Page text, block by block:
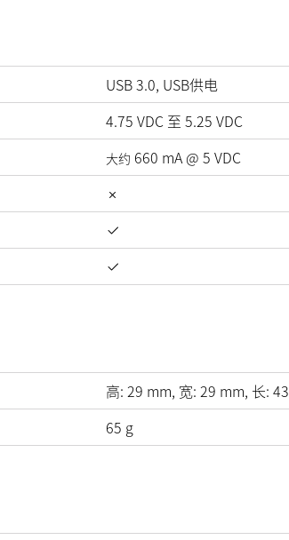
USB 3.0, USB供电
4.75 VDC至 5.25 VDC
大约 660 mA@ 5 VDC
高: 29 mm, 宽: 29 mm, 长: 43
65 g